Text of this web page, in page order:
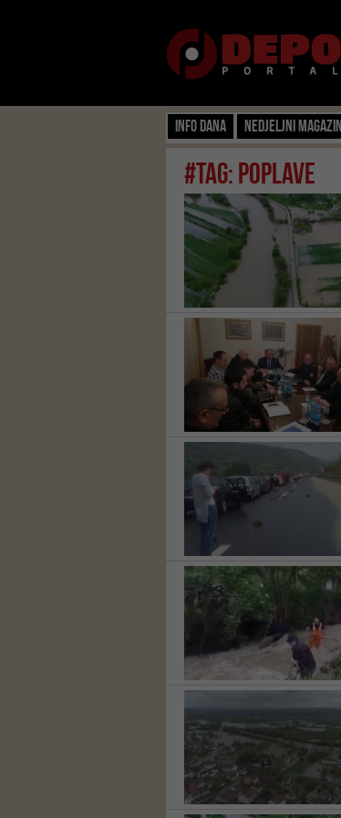
Info dana Nedjeljni magazin
#tag: poplave